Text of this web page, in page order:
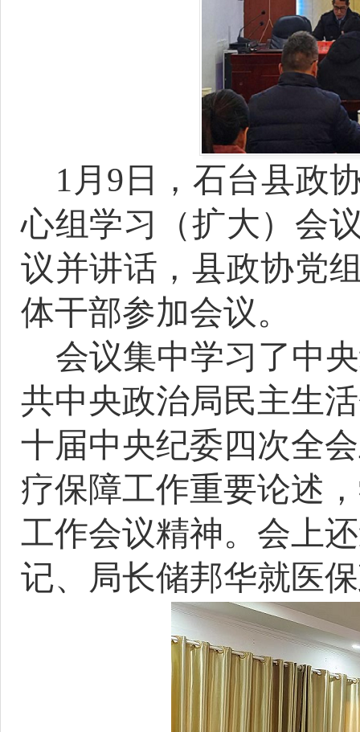
1 月 9 日，石台县政
心组学习（扩大）会
议并讲话 ，县政协党
体干部参加会议。
会议集中学习了中
共中央政治局民主生
十届中央纪委四次全
疗保障工作重要论述
工作会议精神。会上
记、局长储邦华就医